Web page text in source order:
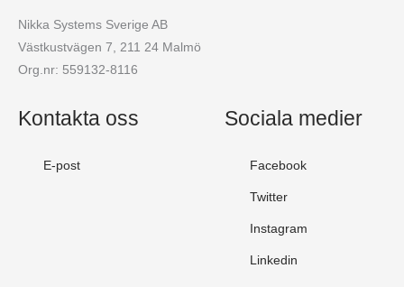
Nikka Systems Sverige AB
Västkustvägen 7, 211 24 Malmö
Org.nr: 559132-8116
Kontakta oss
E-post
Sociala medier
Facebook
Twitter
Instagram
Linkedin